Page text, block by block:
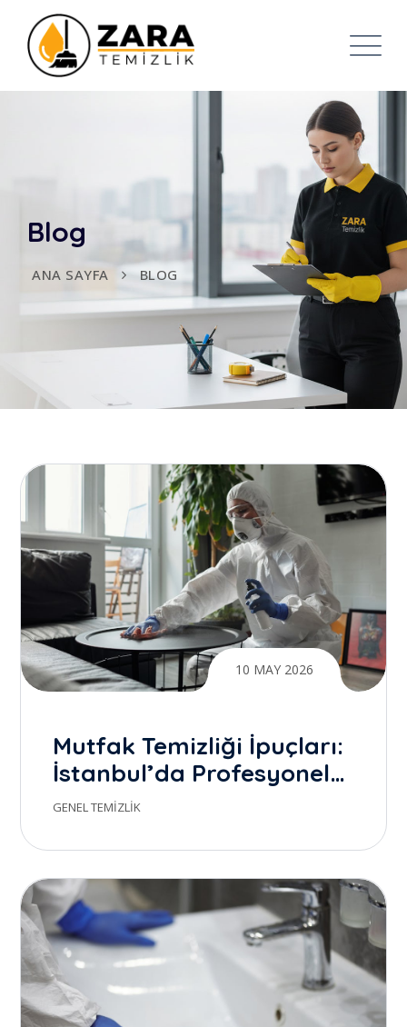
Blog
ANA SAYFA BLOG
10 MAY 2026
Mutfak Temizliği İpuçları:
İstanbul’da Profesyonel
Temizlik ile Gerçek Farkı
GENEL TEMIZLIK